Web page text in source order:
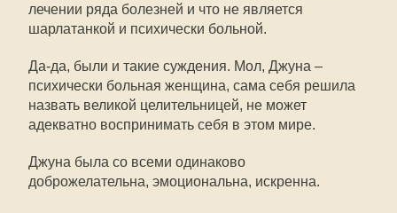
лечении ряда болезней и что не является
шарлатанкой и психически больной.
Да-да, были и такие суждения. Мол, Джуна –
психически больная женщина, сама себя решила
назвать великой целительницей, не может
адекватно воспринимать себя в этом мире.
Джуна была со всеми одинаково
доброжелательна, эмоциональна, искренна.